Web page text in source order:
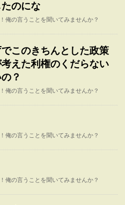
のにな
俺の言うことを聞いてみませんか？
このきちんとした政策
えた利権のくだらない
？
俺の言うことを聞いてみませんか？
俺の言うことを聞いてみませんか？
俺の言うことを聞いてみませんか？